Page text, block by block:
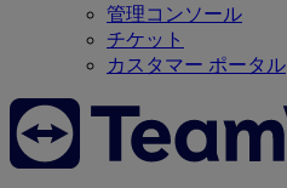
管理コンソール
チケット
カスタマー ポータル